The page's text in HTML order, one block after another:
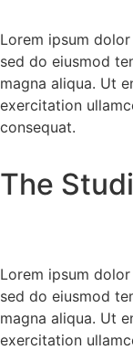
Lorem ipsum
sed do eiusmod
magna aliqua. Ut
exercitation
consequat.
The
Lorem ipsum
sed do eiusmod
magna aliqua. Ut
exercitation